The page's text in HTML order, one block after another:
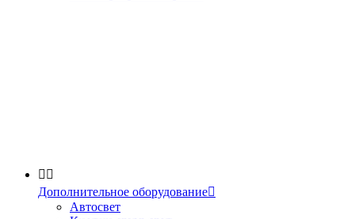
 
Дополнительное оборудование
Автосвет